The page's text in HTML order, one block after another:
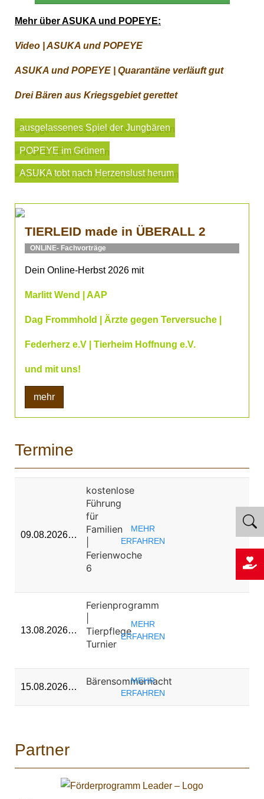
Mehr über ASUKA und POPEYE:
Video | ASUKA und POPEYE
ASUKA und POPEYE | Quarantäne verläuft gut
Drei Bären aus Kriegsgebiet gerettet
ausgelassenes Spiel der Jungbären
POPEYE im Grünen
ASUKA tobt nach Herzenslust herum
TIERLEID made in ÜBERALL 2
ONLINE- Fachvorträge
Dein Online-Herbst 2026 mit
Marlitt Wend | AAP
Dag Frommhold | Ärzte gegen Terversuche |
Federherz e.V | Tierheim Hoffnung e.V.
und mit uns!
mehr
Termine
09.08.2026…
kostenlose
Führung
für
Familien
Ferienwoche
6
MEHR
ERFAHREN
13.08.2026…
Ferienprogramm
Tierpflege
Turnier
MEHR
ERFAHREN
15.08.2026… Bärensommernacht
MEHR
ERFAHREN
Partner